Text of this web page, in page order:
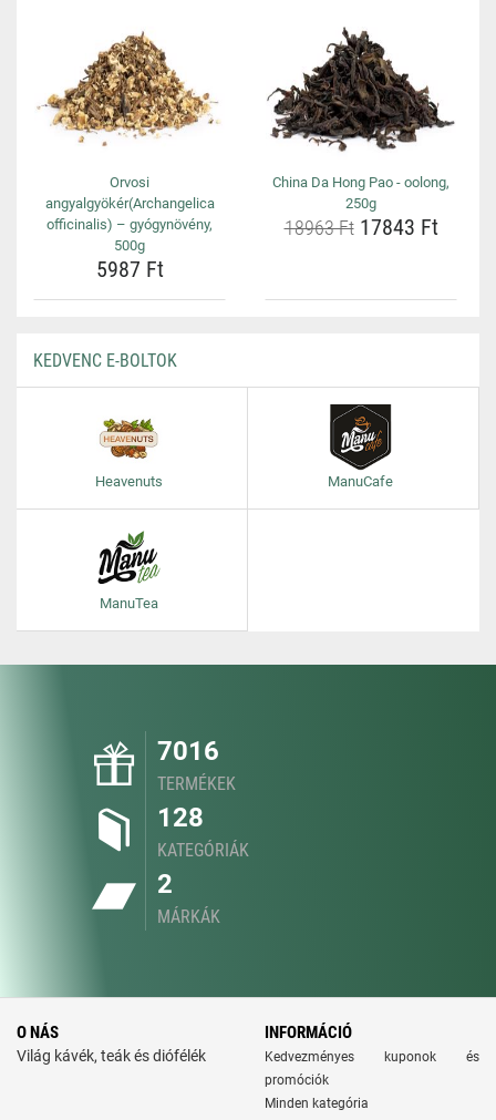
Orvosi
angyalgyökér(Archangelica
officinalis) – gyógynövény,
500g
5987 Ft
China Da Hong Pao - oolong,
250g
18963 Ft17843 Ft
KEDVENC E-BOLTOK
Heavenuts ManuCafe
ManuTea
7016
TERMÉKEK
128
KATEGÓRIÁK
2
MÁRKÁK
O NÁS
Világ kávék, teák és diófélék
INFORMÁCIÓ
Kedvezményes kuponok és
promóciók
Minden kategória